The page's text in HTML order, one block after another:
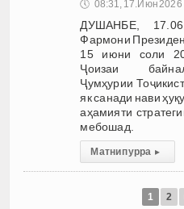
🕔 08:31, 17.Июн 2026
ДУШАНБЕ,
Фармони
15 июни соли
Ҷоизаи
Ҷумҳурии
як санади нави
аҳамияти
мебошад.
Матни пурра ▸
1 2